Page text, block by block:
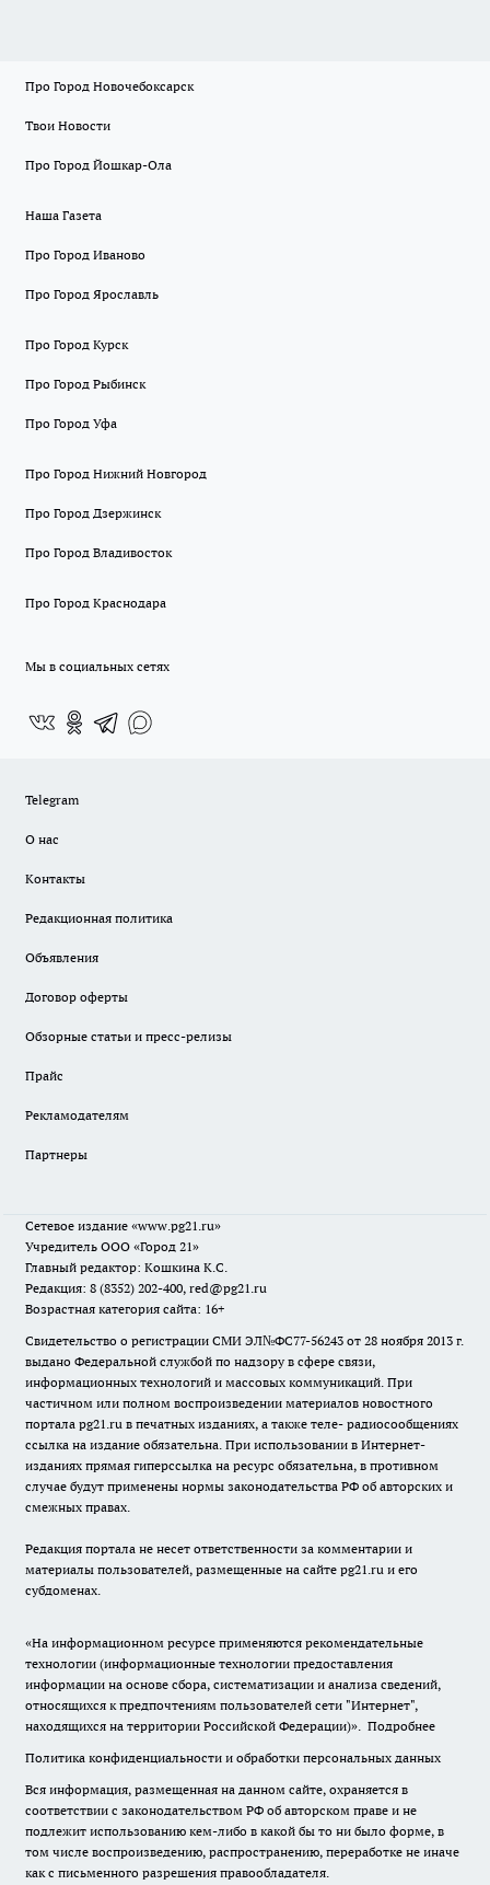
Про Город Новочебоксарск
Твои Новости
Про Город Йошкар-Ола
Наша Газета
Про Город Иваново
Про Город Ярославль
Про Город Курск
Про Город Рыбинск
Про Город Уфа
Про Город Нижний Новгород
Про Город Дзержинск
Про Город Владивосток
Про Город Краснодара
Мы в социальных сетях
Telegram
О нас
Контакты
Редакционная политика
Объявления
Договор оферты
Обзорные статьи и пресс-релизы
Прайс
Рекламодателям
Партнеры
Сетевое издание «www.pg21.ru»
Учредитель ООО «Город 21»
Главный редактор: Кошкина К.С.
Редакция: 8 (8352) 202-400, red@pg21.ru
Возрастная категория сайта: 16+
Свидетельство о регистрации СМИ ЭЛ№ФС77-56243 от 28 ноября 2013 г.
выдано Федеральной службой по надзору в сфере связи,
информационных технологий и массовых коммуникаций. При
частичном или полном воспроизведении материалов новостного
портала pg21.ru в печатных изданиях, а также теле- радиосообщениях
ссылка на издание обязательна. При использовании в Интернет-
изданиях прямая гиперссылка на ресурс обязательна, в противном
случае будут применены нормы законодательства РФ об авторских и
смежных правах.
Редакция портала не несет ответственности за комментарии и
материалы пользователей, размещенные на сайте pg21.ru и его
субдоменах.
«На информационном ресурсе применяются рекомендательные
технологии (информационные технологии предоставления
информации на основе сбора, систематизации и анализа сведений,
относящихся к предпочтениям пользователей сети "Интернет",
находящихся на территории Российской Федерации)». Подробнее
Политика конфиденциальности и обработки персональных данных
Вся информация, размещенная на данном сайте, охраняется в
соответствии с законодательством РФ об авторском праве и не
подлежит использованию кем-либо в какой бы то ни было форме, в
том числе воспроизведению, распространению, переработке не иначе
как с письменного разрешения правообладателя.